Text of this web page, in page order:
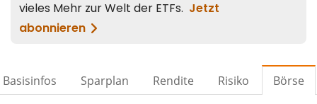
Basisinfos Sparplan Rendite Risiko Börse